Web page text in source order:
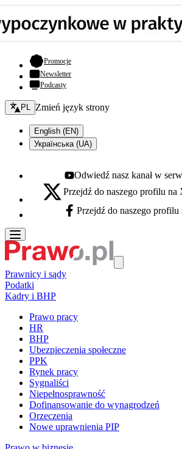
Promocje- otwiera się w nowej karcie
Newsletter
Podcasty
Zmień język - bieżący:
PL Zmień język strony
English (EN)
Українська (UA)
Youtube - otwiera się w nowej karcie
Odwiedź nasz kanał w
X - otwiera się w nowej karcie
Przejdź do naszego profilu
Facebook - otwiera się w nowej karcie
Przejdź do naszego profilu
Prawnicy i sądy
Podatki
Kadry i BHP
Prawo pracy
HR
BHP
Ubezpieczenia społeczne
PPK
Rynek pracy
Sygnaliści
Niepełnosprawność
Dofinansowanie do wynagrodzeń
Orzeczenia
Nowe uprawnienia PIP